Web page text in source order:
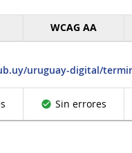
WCAG AA
uruguay-digital/
Sin errores